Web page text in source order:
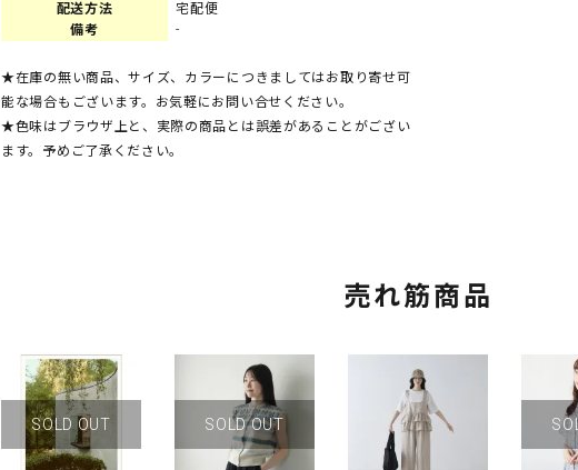
配送方法
宅配便
備考
-
★在庫の無い商品、サイズ、カラーにつきましてはお取り寄せ可
能な場合もございます。お気軽にお問い合せください。
★色味はブラウザ上と、実際の商品とは誤差があることがござい
ます。予めご了承ください。
売れ筋商品
SOLD OUT SOLD OUT